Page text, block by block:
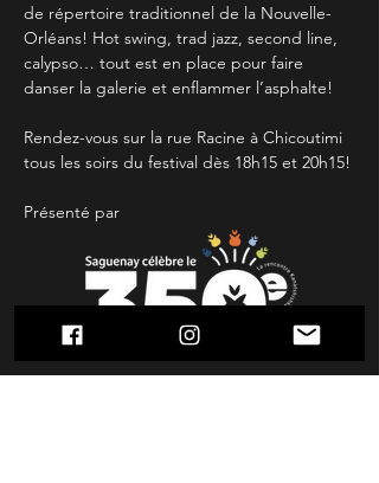
de répertoire traditionnel de la Nouvelle-
Orléans! Hot swing, trad jazz, second line,
calypso… tout est en place pour faire
danser la galerie et enflammer l’asphalte!
Rendez-vous sur la rue Racine à Chicoutimi
tous les soirs du festival dès 18h15 et 20h15!
Présenté par